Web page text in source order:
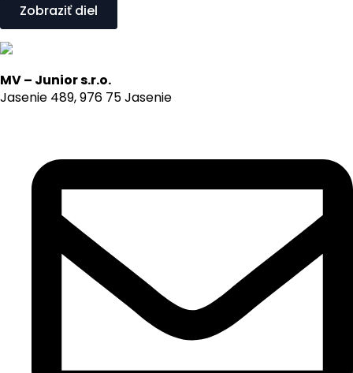
Zobraziť diel
MV – Junior s.r.o.
Jasenie 489, 976 75 Jasenie